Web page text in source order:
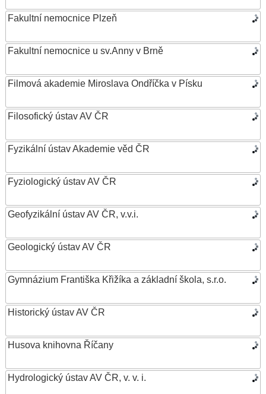
Fakultní nemocnice Plzeň
Fakultní nemocnice u sv.Anny v Brně
Filmová akademie Miroslava Ondříčka v Písku
Filosofický ústav AV ČR
Fyzikální ústav Akademie věd ČR
Fyziologický ústav AV ČR
Geofyzikální ústav AV ČR, v.v.i.
Geologický ústav AV ČR
Gymnázium Františka Křižíka a základní škola, s.r.o.
Historický ústav AV ČR
Husova knihovna Říčany
Hydrologický ústav AV ČR, v. v. i.